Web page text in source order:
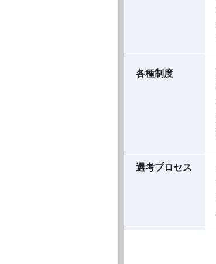
各種制度
選考プロセス